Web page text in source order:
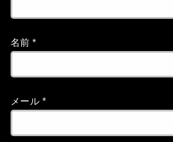
名前*
メール *